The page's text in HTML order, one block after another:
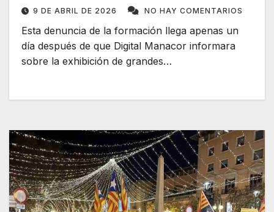
9 DE ABRIL DE 2026 NO HAY COMENTARIOS
Esta denuncia de la formación llega apenas un
día después de que Digital Manacor informara
sobre la exhibición de grandes…